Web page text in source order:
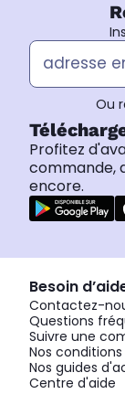
Ou
Profitez
commande,
encore.
Besoin
Contactez-
Questions
Suivre une
Nos
Nos guides
Centre d'aide